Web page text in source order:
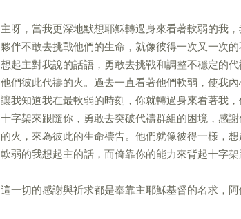
主呀，當我更深地默想耶穌轉過身來看著軟弱的我
夥伴不敢去挑戰他們的生命，就像彼得一次又一次
想起主對我說的話語，勇敢去挑戰和調整不穩定的
他們彼此代禱的火。過去一直看著他們軟弱，使我
讓我知道我在最軟弱的時刻，你就轉過身來看著我
十字架來跟隨你，勇敢去突破代禱群組的困境，感
的火，來為彼此的生命禱告。他們就像彼得一樣，
軟弱的我想起主的話，而倚靠你的能力來背起十字
這一切的感謝與祈求都是奉靠主耶穌基督的名求，阿